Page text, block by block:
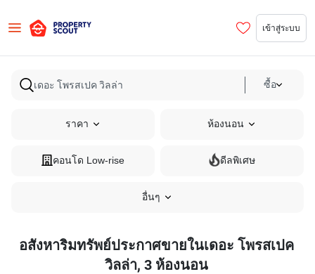
เข้าสู่ระบบ
ซื้อ
ราคา ห้องนอน
คอนโด Low-rise ดีลพิเศษ
อื่นๆ
อสังหาริมทรัพย์ประกาศขายในเดอะ โพรสเปค
วิลล่า, 3 ห้องนอน